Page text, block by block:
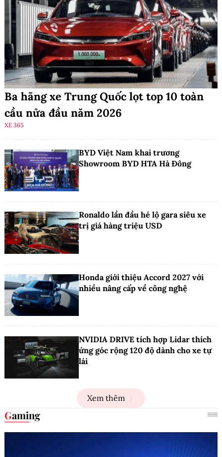
Ba hãng xe Trung Quốc lọt top 10 toàn
cầu nửa đầu năm 2026
XE 365
BYD Việt Nam khai trương
Showroom BYD HTA Hà Đông
Ronaldo lần đầu hé lộ gara siêu xe
trị giá hàng triệu USD
Honda giới thiệu Accord 2027 với
nhiều nâng cấp về công nghệ
NVIDIA DRIVE tích hợp Lidar thích
ứng góc rộng 120 độ dành cho xe tự
lái
Xem thêm
Gaming